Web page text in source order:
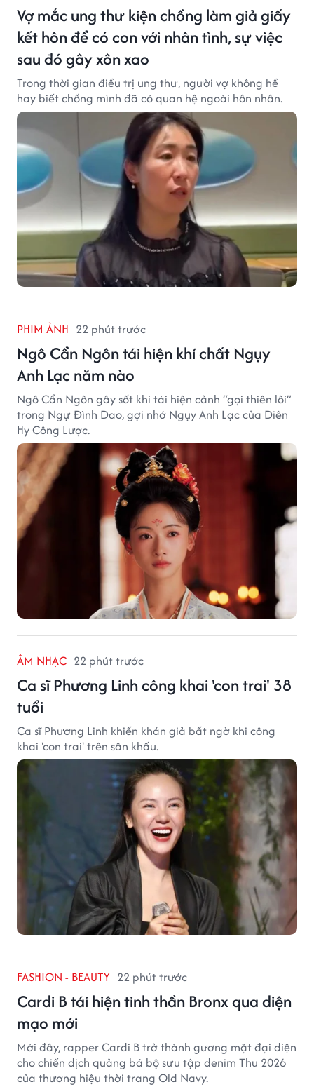
Vợ mắc ung thư kiện chồng làm giả giấy
kết hôn để có con với nhân tình, sự việc
sau đó gây xôn xao
Trong thời gian điều trị ung thư, người vợ không hề
hay biết chồng mình đã có quan hệ ngoài hôn nhân.
PHIM ẢNH 22 phút trước
Ngô Cẩn Ngôn tái hiện khí chất Ngụy
Anh Lạc năm nào
Ngô Cẩn Ngôn gây sốt khi tái hiện cảnh “gọi thiên lôi”
trong Ngự Đình Dao, gợi nhớ Ngụy Anh Lạc của Diên
Hy Công Lược.
ÂM NHẠC 22 phút trước
Ca sĩ Phương Linh công khai 'con trai' 38
tuổi
Ca sĩ Phương Linh khiến khán giả bất ngờ khi công
khai 'con trai' trên sân khấu.
FASHION - BEAUTY 22 phút trước
Cardi B tái hiện tinh thần Bronx qua diện
mạo mới
Mới đây, rapper Cardi B trở thành gương mặt đại diện
cho chiến dịch quảng bá bộ sưu tập denim Thu 2026
của thương hiệu thời trang Old Navy.